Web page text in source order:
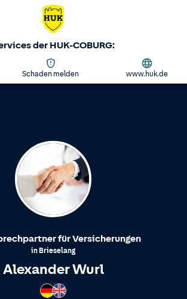
der HUK-COBURG:
Schaden melden www.huk.de
für Versicherungen
in Brieselang
Alexander Wurl
Spricht
Deutsch
Englisch